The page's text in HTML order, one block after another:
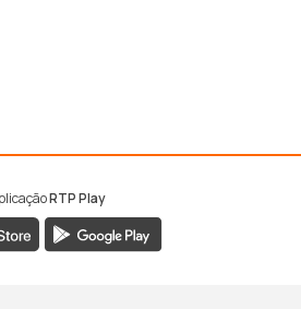
RTP Play